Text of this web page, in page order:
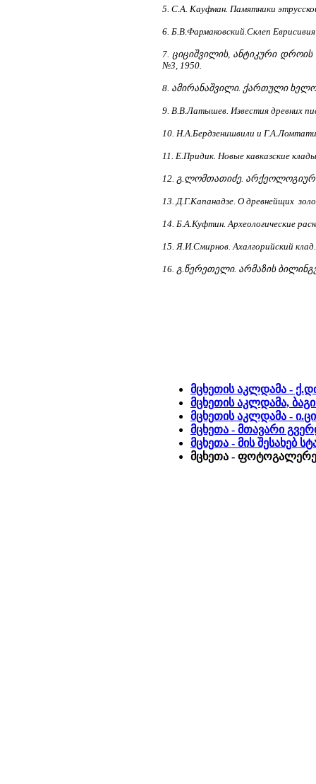
5. С.А. Кауфман. Памятники
6. Б.В.Фармаковский.Склеп
7. ციციშვილის, ანტიკური დროის
№3, 1950.
8. ამირანაშვილი. ქართული
9. В.В.Латышев. Известия древних
10. Н.А.Бердзенишвили и
11. Е.Придик. Новые кавказские
12. გ.ლომთათიძე.
13. Д.Г.Капанадзе. О древнейщих
14. Б.А.Куфтин. Археологические
15. Я.И.Смирнов. Ахалгорийский
16. გ.წერეთელი. არმაზის
მცხეთის აკლდამა -
მცხეთის აკლდამა,
მცხეთის აკლდამა -
მცხეთა - მთავარი
მცხეთა - მის შესახებ
მცხეთა -